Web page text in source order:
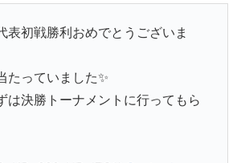
表初戦勝利おめでとうございま
たっていました✨
は決勝トーナメントに行ってもら